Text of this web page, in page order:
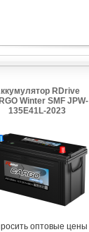
RDrive
Winter SMF JPW-
135E41L-2023
оптовые цены